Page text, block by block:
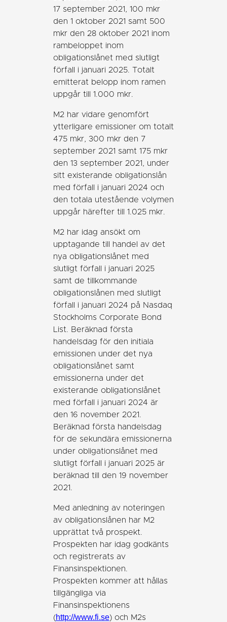
17 september 2021, 100 mkr
den 1 oktober 2021 samt 500
mkr den 28 oktober 2021 inom
rambeloppet inom
obligationslånet med slutligt
förfall i januari 2025. Totalt
emitterat belopp inom ramen
uppgår till 1.000 mkr.
M2 har vidare genomfört
ytterligare emissioner om totalt
475 mkr, 300 mkr den 7
september 2021 samt 175 mkr
den 13 september 2021, under
sitt existerande obligationslån
med förfall i januari 2024 och
den totala utestående volymen
uppgår härefter till 1.025 mkr.
M2 har idag ansökt om
upptagande till handel av det
nya obligationslånet med
slutligt förfall i januari 2025
samt de tillkommande
obligationslånen med slutligt
förfall i januari 2024 på Nasdaq
Stockholms Corporate Bond
List. Beräknad första
handelsdag för den initiala
emissionen under det nya
obligationslånet samt
emissionerna under det
existerande obligationslånet
med förfall i januari 2024 är
den 16 november 2021.
Beräknad första handelsdag
för de sekundära emissionerna
under obligationslånet med
slutligt förfall i januari 2025 är
beräknad till den 19 november
2021.
Med anledning av noteringen
av obligationslånen har M2
upprättat två prospekt.
Prospekten har idag godkänts
och registrerats av
Finansinspektionen.
Prospekten kommer att hållas
tillgängliga via
Finansinspektionens
(http://www.fi.se) och M2s